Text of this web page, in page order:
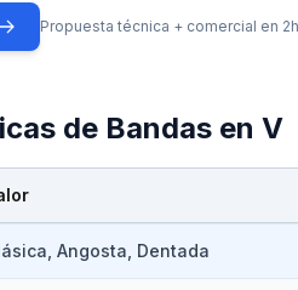
Propuesta técnica + comercial en 2h
de Bandas en V
Angosta, Dentada